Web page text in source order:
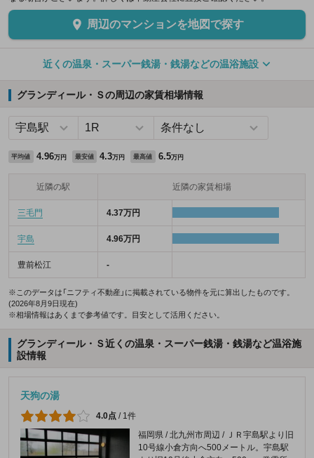
周辺のマンションを地図で探す
近くの温泉・スーパー銭湯・銭湯などの温浴施設
グランディール・Ｓの周辺の家賃相場情報
平均値 4.96万円 最安値 4.3万円 最高値 6.5万円
近隣の駅 近隣の家賃相場
三毛門 4.37万円
宇島 4.96万円
豊前松江 -
※このデータは「ニフティ不動産」に掲載されている物件を元に算出したものです。
(2026年8月9日現在)
※相場情報はあくまで参考値です。目安として活用ください。
グランディール・Ｓ近くの温泉・スーパー銭湯・銭湯など温浴施
設情報
天狗の湯
4.0点 / 1件
福岡県 / 北九州市周辺 / ＪＲ宇島駅より旧
10号線小倉方向へ500メートル。宇島駅